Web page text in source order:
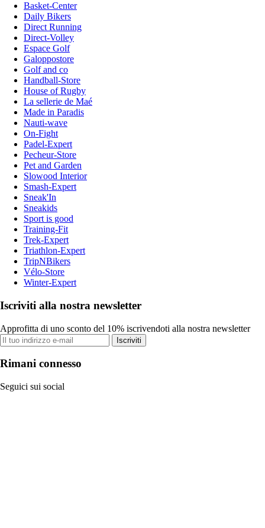
Basket-Center
Daily Bikers
Direct Running
Direct-Volley
Espace Golf
Galoppostore
Golf and co
Handball-Store
House of Rugby
La sellerie de Maé
Made in Paradis
Nauti-wave
On-Fight
Padel-Expert
Pecheur-Store
Pet and Garden
Slowood Interior
Smash-Expert
Sneak'In
Sneakids
Sport is good
Training-Fit
Trek-Expert
Triathlon-Expert
TripNBikers
Vélo-Store
Winter-Expert
Iscriviti alla nostra newsletter
Approfitta di uno sconto del 10% iscrivendoti alla nostra newsletter
Iscriviti
Rimani connesso
Seguici sui social